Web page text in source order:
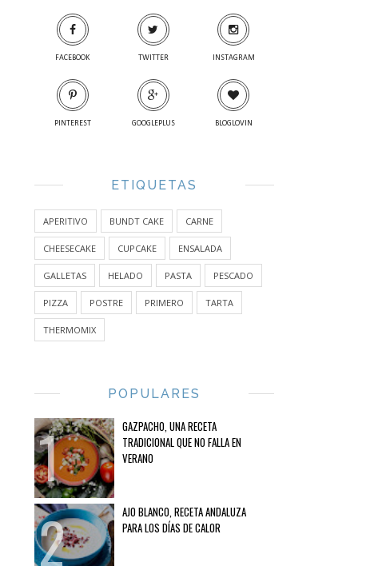
FACEBOOK TWITTER INSTAGRAM
PINTEREST GOOGLEPLUS BLOGLOVIN
ETIQUETAS
APERITIVO BUNDT CAKE CARNE
CHEESECAKE CUPCAKE ENSALADA
GALLETAS HELADO PASTA PESCADO
PIZZA POSTRE PRIMERO TARTA
THERMOMIX
POPULARES
GAZPACHO, UNA RECETA
TRADICIONAL QUE NO FALLA EN
VERANO
AJO BLANCO, RECETA ANDALUZA
PARA LOS DÍAS DE CALOR